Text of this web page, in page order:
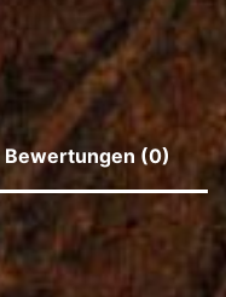
Bewertungen (0)